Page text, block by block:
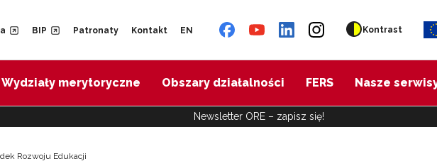
BIP Patronaty Kontakt EN Kontrast
Wydziały merytoryczne Obszary działalności FERS Nasze
Newsletter ORE – zapisz się!
Rozwoju Edukacji